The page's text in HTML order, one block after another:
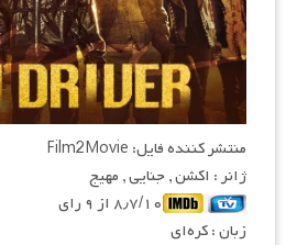
منتشر کننده فایل: Film2Movie
ژانر : اکشن , جنایی , مهیج
۸٫۷/۱۰ از ۹ رای
زبان : کره‌ای